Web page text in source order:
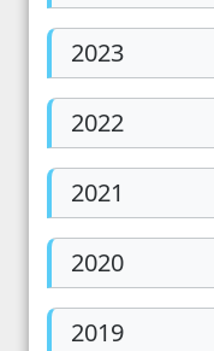
2023
2022
2021
2020
2019